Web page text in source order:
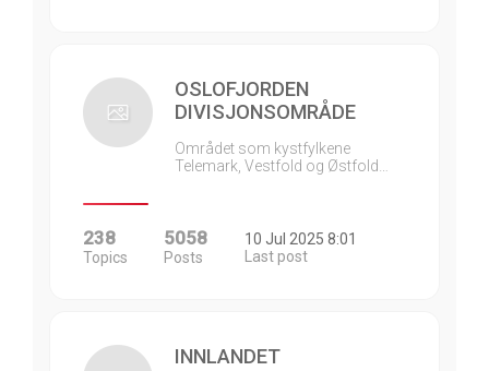
OSLOFJORDEN
DIVISJONSOMRÅDE
Området som kystfylkene
Telemark, Vestfold og Østfold…
238
Topics
5058
Posts
10 Jul 2025 8:01
Last post
INNLANDET